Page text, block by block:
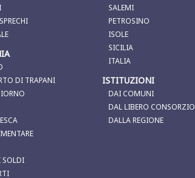
DI TRAPANI
SOLDI
SALEMI
PETROSINO
ISOLE
SICILIA
ITALIA
ISTITUZIONI
DAI COMUNI
DAL LIBERO CONSORZIO
DALLA REGIONE